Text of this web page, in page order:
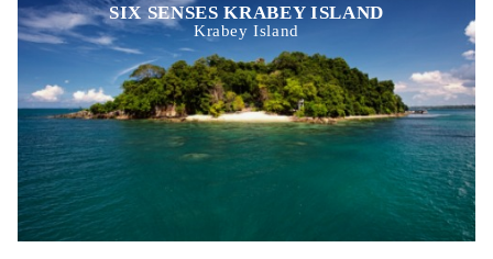
SIX SENSES KRABEY ISLAND
Krabey Island